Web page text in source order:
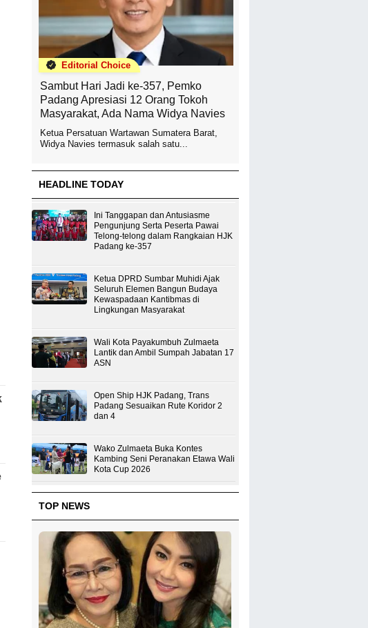
Editorial Choice
Sambut Hari Jadi ke-357, Pemko
Padang Apresiasi 12 Orang Tokoh
Masyarakat, Ada Nama Widya Navies
Ketua Persatuan Wartawan Sumatera Barat,
Widya Navies termasuk salah satu...
HEADLINE TODAY
Ini Tanggapan dan Antusiasme
Pengunjung Serta Peserta Pawai
Telong-telong dalam Rangkaian HJK
Padang ke-357
Ketua DPRD Sumbar Muhidi Ajak
Seluruh Elemen Bangun Budaya
Kewaspadaan Kantibmas di
Lingkungan Masyarakat
Wali Kota Payakumbuh Zulmaeta
Lantik dan Ambil Sumpah Jabatan 17
ASN
Open Ship HJK Padang, Trans
Padang Sesuaikan Rute Koridor 2
dan 4
Wako Zulmaeta Buka Kontes
Kambing Seni Peranakan Etawa Wali
Kota Cup 2026
TOP NEWS